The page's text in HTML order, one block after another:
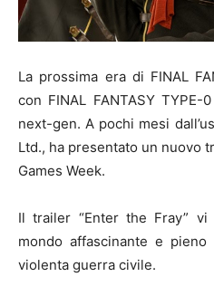
La prossima era di FINAL
con FINAL FANTASY
next-gen. A pochi mesi
Ltd., ha presentato un nuovo
Games Week.
Il trailer “Enter the Fray”
mondo affascinante e
violenta guerra civile.